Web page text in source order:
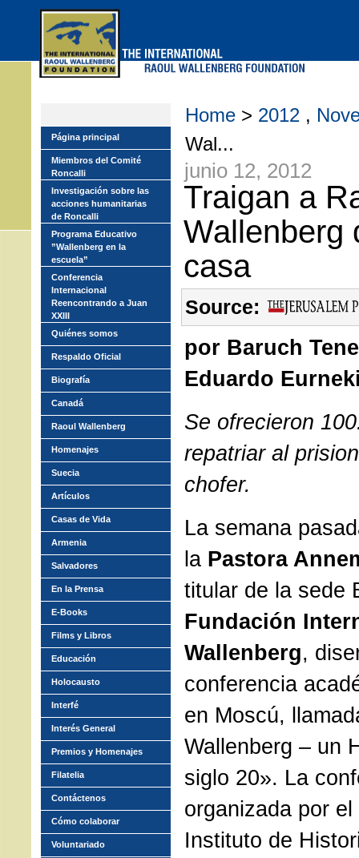
Home > 2012 ,
Wal...
junio 12, 2012
Traigan a
Wallenberg
casa
Source:
por Baruch
Eduardo
Se ofrecieron
repatriar al
chofer.
La semana
la Pastora
titular de la sede
Fundación
Wallenberg,
conferencia
en Moscú,
Wallenberg – un
siglo 20». La
organizada por
Instituto de
Página principal
Miembros del Comité
Roncalli
Investigación sobre las
acciones humanitarias
de Roncalli
Programa Educativo
”Wallenberg en la
escuela”
Conferencia
Internacional
Reencontrando a Juan
XXIII
Quiénes somos
Respaldo Oficial
Biografía
Canadá
Raoul Wallenberg
Homenajes
Suecia
Artículos
Casas de Vida
Armenia
Salvadores
En la Prensa
E-Books
Films y Libros
Educación
Holocausto
Interfé
Interés General
Premios y Homenajes
Filatelia
Contáctenos
Cómo colaborar
Voluntariado